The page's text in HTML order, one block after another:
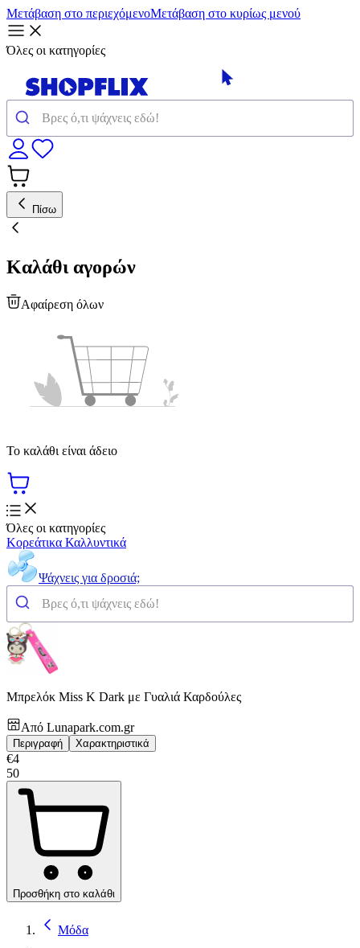
Μετάβαση στο περιεχόμενοΜετάβαση στο κυρίως μενού
Όλες οι κατηγορίες
Πίσω
Καλάθι αγορών
Αφαίρεση όλων
Το καλάθι είναι άδειο
Όλες οι κατηγορίες
Κορεάτικα Καλλυντικά
Ψάχνεις για δροσιά;
Μπρελόκ Miss K Dark με Γυαλιά Καρδούλες
Από Lunapark.com.gr
Περιγραφή Χαρακτηριστικά
€4
50
Προσθήκη στο καλάθι
Μόδα